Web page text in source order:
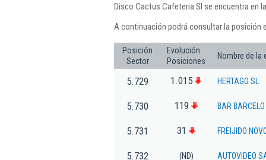
Disco Cactus Cafeteria Sl se encuentra en
A continuación podrá consultar la posición
Posición
Sector
Evolución
Posiciones
Nombre de la
5.729 1.015 HERTAGO SL
5.730 119 BAR
5.731 31 FREIJIDO
5.732 (ND) AUTOVIDEO